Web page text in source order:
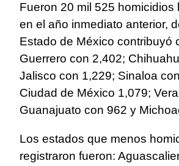
Fueron 20 mil 525 homicidios
en el año inmediato anterior,
Estado de México contribuyó
Guerrero con 2,402;
Jalisco con 1,229; Sinaloa
Ciudad de México 1,079;
Guanajuato con 962 y
Los estados que menos
registraron fueron: